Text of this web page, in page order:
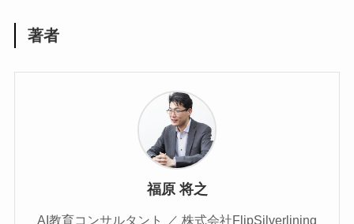
著者
福原 将之
AI教育コンサルタント ／ 株式会社FlipSilverlining